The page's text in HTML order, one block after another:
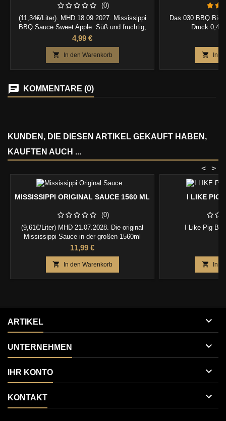
(0)
(11,34€/Liter). MHD 18.09.2027. Mississippi
BBQ Sauce Sweet Apple. Süß und fruchtig,
was braucht man mehr.
Preis
4,99 €
 In den Warenkorb
Das 030 BBQ
Druck 0,4L
 In
KOMMENTARE (0)
KUNDEN, DIE DIESEN ARTIKEL GEKAUFT HABEN,
KAUFTEN AUCH ...
>
<
MISSISSIPPI ORIGINAL SAUCE 1560 ML
(0)
(9,61€/Liter) MHD 21.07.2028. Die original
Mississippi Sauce in der großen 1560ml
Flasche !
Preis
11,99 €
 In den Warenkorb
I LIKE PIG
I Like Pig
 In
ARTIKEL 
UNTERNEHMEN 
IHR KONTO 
KONTAKT 